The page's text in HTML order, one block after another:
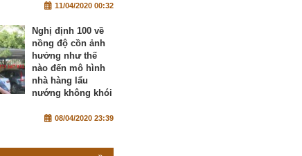
11/04/2020 00:32
Nghị định 100 về
nồng độ cồn ảnh
hưởng như thế
nào đến mô hình
nhà hàng lẩu
nướng không khói
08/04/2020 23:39